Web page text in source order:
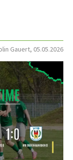
Gauert, 05.05.2026